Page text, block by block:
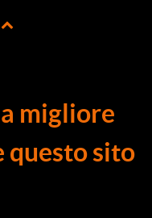
migliore
questo sito